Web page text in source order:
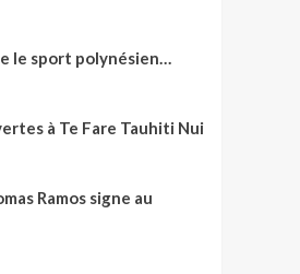
le sport polynésien…
à Te Fare Tauhiti Nui
Ramos signe au